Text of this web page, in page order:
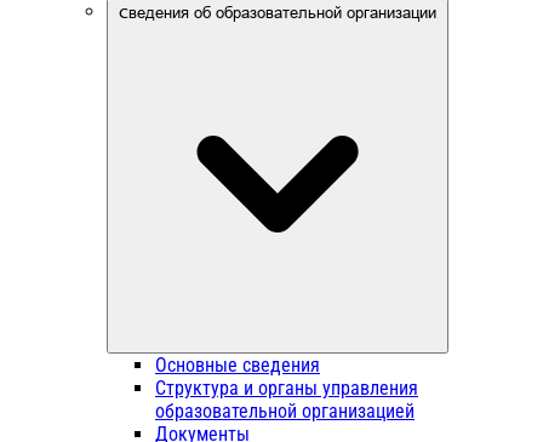
Сведения об образовательной организации
Основные сведения
Структура и органы управления
образовательной организацией
Документы